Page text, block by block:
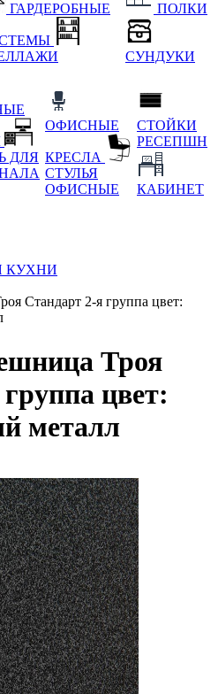
ГАРДЕРОБНЫЕ ПОЛКИ
СУНДУКИ
ДЛЯ
ОФИСНЫЕ
КРЕСЛА
СТУЛЬЯ
ОФИСНЫЕ
СТОЙКИ
РЕСЕПШН
КАБИНЕТ
КУХНИ
Стандарт 2-я группа цвет:
Троя
цвет:
металл